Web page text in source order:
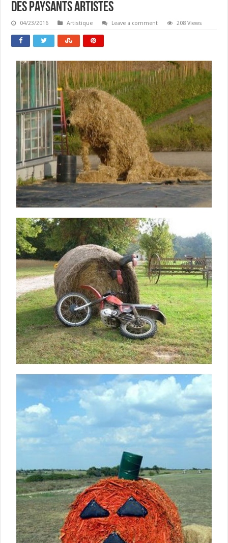
Des Paysants Artistes
04/23/2016 Artistique Leave a comment 208 Views